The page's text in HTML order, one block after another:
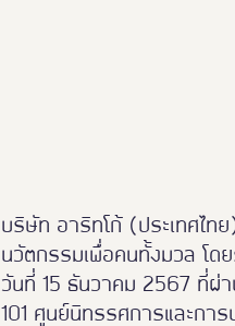
บริษัท อาริทโก้ (ประเทศไท
นวัตกรรมเพื่อคนทั้งมวล โด
วันที่ 15 ธันวาคม 2567 ที่ผ่
101 ศูนย์นิทรรศการและการ